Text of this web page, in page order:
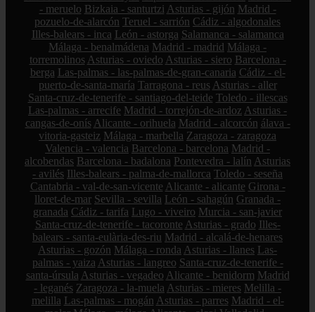
- meruelo Bizkaia - santurtzi Asturias - gijón Madrid -
pozuelo-de-alarcón Teruel - sarrión Cádiz - algodonales
Illes-balears - inca León - astorga Salamanca - salamanca
Málaga - benalmádena Madrid - madrid Málaga -
torremolinos Asturias - oviedo Asturias - siero Barcelona -
berga Las-palmas - las-palmas-de-gran-canaria Cádiz - el-
puerto-de-santa-maría Tarragona - reus Asturias - aller
Santa-cruz-de-tenerife - santiago-del-teide Toledo - illescas
Las-palmas - arrecife Madrid - torrejón-de-ardoz Asturias -
cangas-de-onís Alicante - orihuela Madrid - alcorcón álava -
vitoria-gasteiz Málaga - marbella Zaragoza - zaragoza
Valencia - valencia Barcelona - barcelona Madrid -
alcobendas Barcelona - badalona Pontevedra - lalín Asturias
- avilés Illes-balears - palma-de-mallorca Toledo - seseña
Cantabria - val-de-san-vicente Alicante - alicante Girona -
lloret-de-mar Sevilla - sevilla León - sahagún Granada -
granada Cádiz - tarifa Lugo - viveiro Murcia - san-javier
Santa-cruz-de-tenerife - tacoronte Asturias - grado Illes-
balears - santa-eulària-des-riu Madrid - alcalá-de-henares
Asturias - gozón Málaga - ronda Asturias - llanes Las-
palmas - yaiza Asturias - langreo Santa-cruz-de-tenerife -
santa-úrsula Asturias - vegadeo Alicante - benidorm Madrid
- leganés Zaragoza - la-muela Asturias - mieres Melilla -
melilla Las-palmas - mogán Asturias - parres Madrid - el-